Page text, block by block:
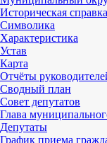
Историческая справка
Символика
Характеристика
Устав
Карта
Отчёты
Сводный план
Совет депутатов
Глава
Депутаты
График приема